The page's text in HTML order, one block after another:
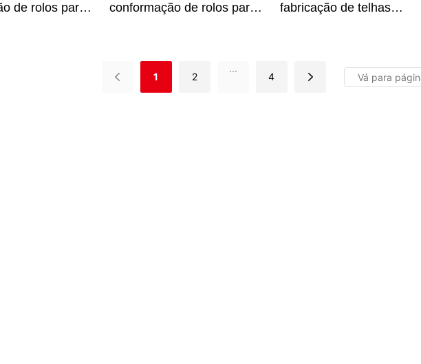
de rolos para
conformação de rolos para
fabricação de telhas
1 2
...
4